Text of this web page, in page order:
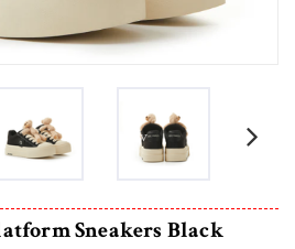
prev
Sneakers Black